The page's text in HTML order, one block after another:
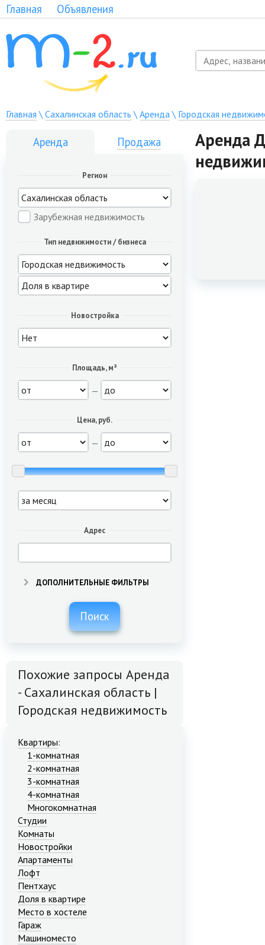
Главная Объявления
Главная \ Сахалинская область \ Аренда\ Городская
Аренда Продажа
Регион
Зарубежная недвижимость
Тип недвижимости / бизнеса
Новостройка
Площадь, м²
—
Цена, руб.
—
Адрес
ДОПОЛНИТЕЛЬНЫЕ ФИЛЬТРЫ
Поиск
Похожие запросы Аренда
- Сахалинская область |
Городская недвижимость
Квартиры:
1-комнатная
2-комнатная
3-комнатная
4-комнатная
Многокомнатная
Студии
Комнаты
Новостройки
Апартаменты
Лофт
Пентхаус
Доля в квартире
Место в хостеле
Гараж
Машиноместо
Аренда